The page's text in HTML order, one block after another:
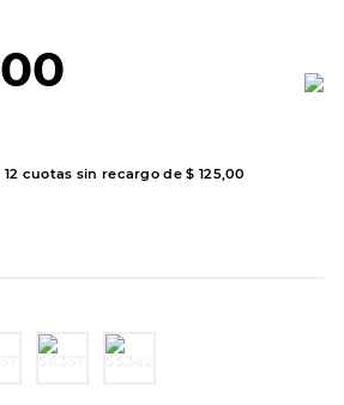
00
12 cuotas sin recargo de$ 125,00
9.
slip-ins